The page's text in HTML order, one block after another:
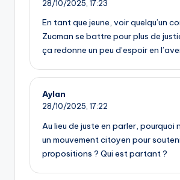
28/10/2025, 17:23
En tant que jeune, voir quelqu’un
Zucman se battre pour plus de
ça redonne un peu d’espoir en
Aylan
28/10/2025, 17:22
Au lieu de juste en parler, pourquoi
un mouvement citoyen pour
propositions ? Qui est partant ?